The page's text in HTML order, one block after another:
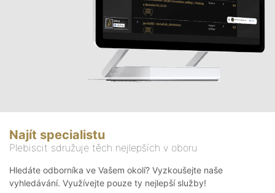
Najít specialistu
Plebiscit sdružuje těch nejlepších v oboru
Hledáte odborníka ve Vašem okolí? Vyzkoušejte naše
vyhledávání. Využívejte pouze ty nejlepší služby!